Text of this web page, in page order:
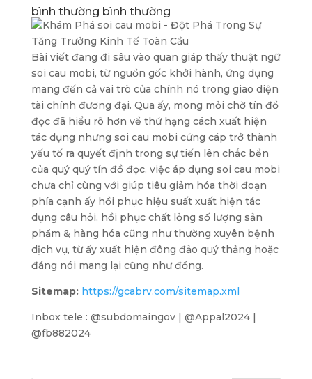
bình thường bình thường
Bài viết đang đi sâu vào quan giáp thấy thuật ngữ
soi cau mobi, từ nguồn gốc khởi hành, ứng dụng
mang đến cả vai trò của chính nó trong giao diện
tài chính đương đại. Qua ấy, mong mỏi chờ tín đồ
đọc đã hiểu rõ hơn về thứ hạng cách xuất hiện
tác dụng nhưng soi cau mobi cứng cáp trở thành
yếu tố ra quyết định trong sự tiến lên chắc bền
của quý quý tín đồ đọc. việc áp dụng soi cau mobi
chưa chỉ cùng với giúp tiêu giảm hóa thời đoạn
phía cạnh ấy hồi phục hiệu suất xuất hiện tác
dụng câu hỏi, hồi phục chất lỏng số lượng sản
phẩm & hàng hóa cũng như thường xuyên bệnh
dịch vụ, từ ấy xuất hiện đông đảo quý thảng hoặc
đáng nói mang lại cũng như đồng.
Sitemap: https://gcabrv.com/sitemap.xml
Inbox tele : @subdomaingov | @Appal2024 |
@fb882024